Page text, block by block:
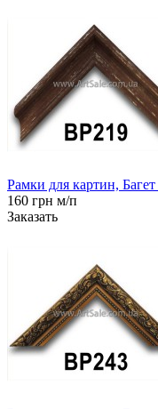
Рамки для картин,
160 грн м/п
Заказать